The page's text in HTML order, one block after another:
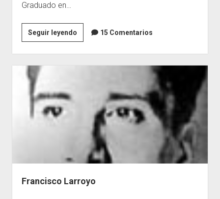
Graduado en…
Seguir leyendoJohn
Dewey
15 Comentarios
Francisco Larroyo